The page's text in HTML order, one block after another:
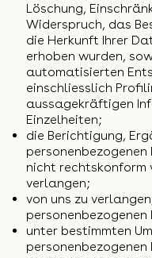
Löschung,
Widerspruch, das
die Herkunft Ihrer
erhoben wurden,
automatisierten
einschliesslich
aussagekräftigen
Einzelheiten;
die Berichtigung,
nicht rechtskonform
verlangen;
von uns zu
unter bestimmten